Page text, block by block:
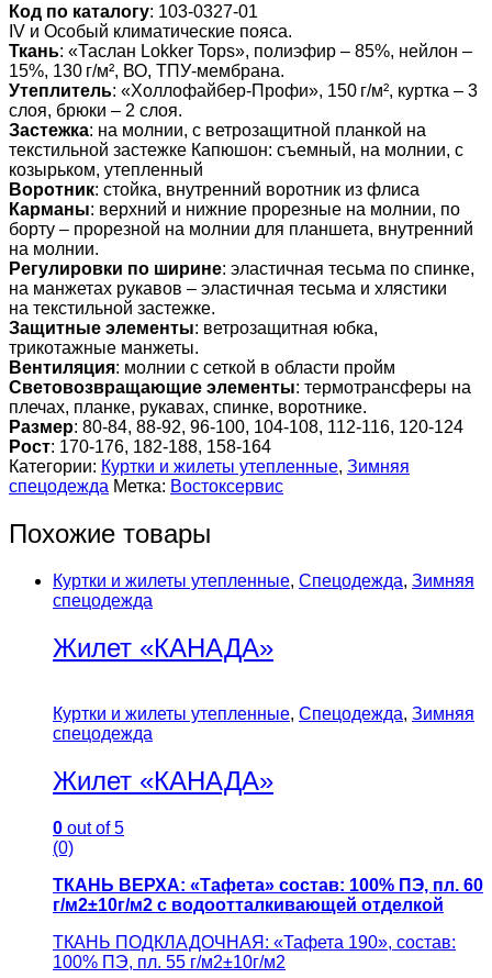
Код по каталогу: 103-0327-01
IV и Особый климатические пояса.
Ткань: «Таслан Lokker Tops», полиэфир – 85%, нейлон –
15%, 130 г/м², ВО, ТПУ-мембрана.
Утеплитель: «Холлофайбер-Профи», 150 г/м², куртка – 3
слоя, брюки – 2 слоя.
Застежка: на молнии, с ветрозащитной планкой на
текстильной застежке Капюшон: съемный, на молнии, с
козырьком, утепленный
Воротник: стойка, внутренний воротник из флиса
Карманы: верхний и нижние прорезные на молнии, по
борту – прорезной на молнии для планшета, внутренний
на молнии.
Регулировки по ширине: эластичная тесьма по спинке,
на манжетах рукавов – эластичная тесьма и хлястики
на текстильной застежке.
Защитные элементы: ветрозащитная юбка,
трикотажные манжеты.
Вентиляция: молнии с сеткой в области пройм
Световозвращающие элементы: термотрансферы на
плечах, планке, рукавах, спинке, воротнике.
Размер: 80-84, 88-92, 96-100, 104-108, 112-116, 120-124
Рост: 170-176, 182-188, 158-164
Категории: Куртки и жилеты утепленные, Зимняя
спецодежда Метка: Востоксервис
Похожие товары
Куртки и жилеты утепленные, Спецодежда, Зимняя
спецодежда
Жилет «КАНАДА»
Куртки и жилеты утепленные, Спецодежда, Зимняя
спецодежда
Жилет «КАНАДА»
0 out of 5
(0)
ТКАНЬ ВЕРХА: «Тафета» состав: 100% ПЭ, пл. 60
г/м2±10г/м2 с водоотталкивающей отделкой
ТКАНЬ ПОДКЛАДОЧНАЯ: «Тафета 190», состав:
100% ПЭ, пл. 55 г/м2±10г/м2